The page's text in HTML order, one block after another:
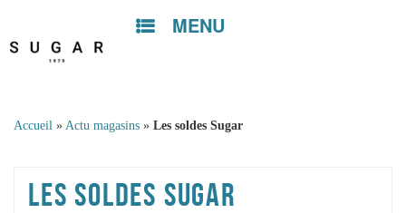
MENU
Skip to
Accueil » Actu magasins » Les soldes Sugar
LES SOLDES SUGAR